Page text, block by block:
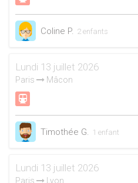
Coline P. 2 enfants
Lundi 13 juillet 2026
Paris Mâcon
Timothée G. 1 enfant
Lundi 13 juillet 2026
Paris Lyon